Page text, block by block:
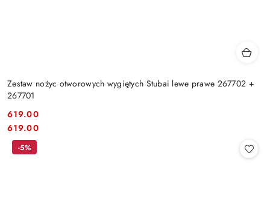
Zestaw nożyc otworowych wygiętych Stubai lewe prawe 267702 +
267701
Cena:
619.00
Cena:
619.00
-5%